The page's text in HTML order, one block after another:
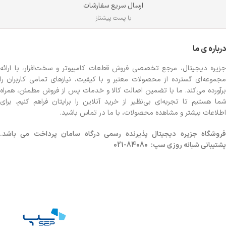
ارسال سریع سفارشات
با پست پیشتاز
درباره ی ما
جزیره دیجیتال، مرجع تخصصی فروش قطعات کامپیوتر و سخت‌افزار، با ارائه
مجموعه‌ای گسترده از محصولات معتبر و با کیفیت، نیازهای تمامی کاربران را
برآورده می‌کند. ما با تضمین اصالت کالا و خدمات پس از فروش مطمئن، همراه
شما هستیم تا تجربه‌ای بی‌نظیر از خرید آنلاین را برایتان فراهم کنیم. برای
اطلاعات بیشتر و مشاهده محصولات، با ما در تماس باشید.
فروشگاهجزیره دیجیتال پذیرنده رسمی درگاه سامان پرداخت می باشد.
پشتیبانی شبانه روزی سپ: 84080-021